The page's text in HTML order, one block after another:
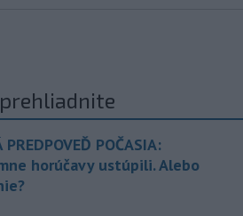
PREDPOVEĎ POČASIA:
horúčavy ustúpili. Alebo